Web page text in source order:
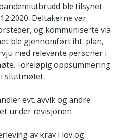
ble tilsynet
Deltakerne var
og kommuniserte via
ble gjennomført iht. plan,
med relevante personer i
Foreløpig oppsummering
sluttmøtet.
evt. avvik og andre
under revisjonen.
av krav i lov og